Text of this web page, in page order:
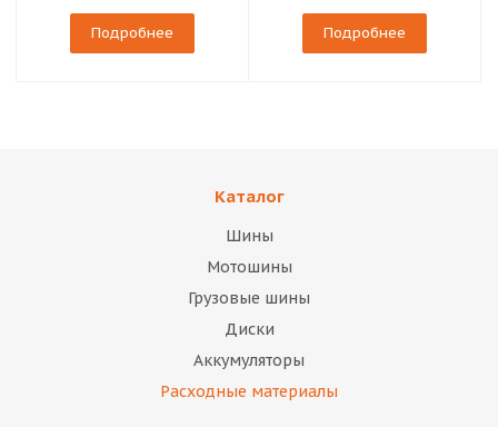
Подробнее Подробнее
Каталог
Шины
Мотошины
Грузовые шины
Диски
Аккумуляторы
Расходные материалы